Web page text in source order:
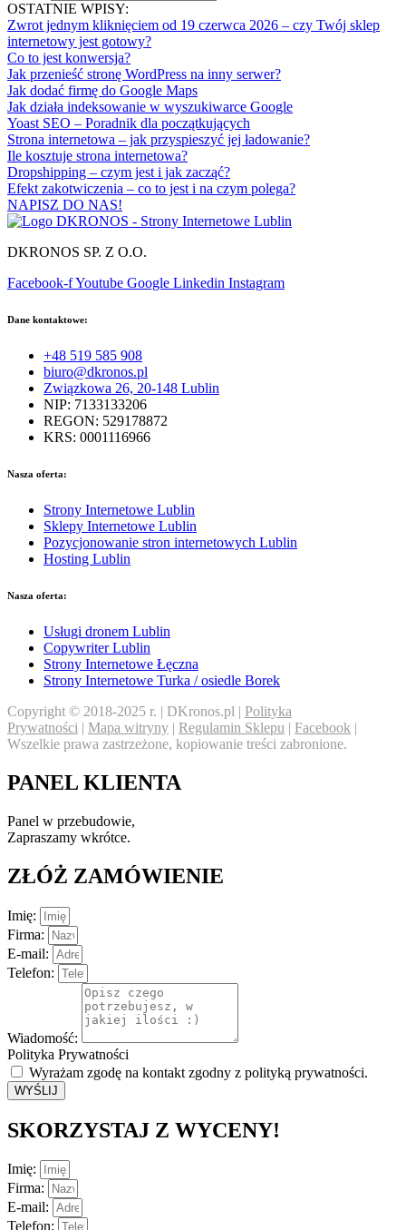
OSTATNIE WPISY:
Zwrot jednym kliknięciem od 19 czerwca 2026 – czy Twój sklep
internetowy jest gotowy?
Co to jest konwersja?
Jak przenieść stronę WordPress na inny serwer?
Jak dodać firmę do Google Maps
Jak działa indeksowanie w wyszukiwarce Google
Yoast SEO – Poradnik dla początkujących
Strona internetowa – jak przyspieszyć jej ładowanie?
Ile kosztuje strona internetowa?
Dropshipping – czym jest i jak zacząć?
Efekt zakotwiczenia – co to jest i na czym polega?
NAPISZ DO NAS!
DKRONOS SP. Z O.O.
Facebook-fYoutube Google Linkedin Instagram
Dane kontaktowe:
+48 519 585 908
biuro@dkronos.pl
Związkowa 26, 20-148 Lublin
NIP: 7133133206
REGON: 529178872
KRS: 0001116966
Nasza oferta:
Strony Internetowe Lublin
Sklepy Internetowe Lublin
Pozycjonowanie stron internetowych Lublin
Hosting Lublin
Nasza oferta:
Usługi dronem Lublin
Copywriter Lublin
Strony Internetowe Łęczna
Strony Internetowe Turka / osiedle Borek
Copyright © 2018-2025 r. | DKronos.pl | Polityka
Prywatności | Mapa witryny | Regulamin Sklepu | Facebook |
Wszelkie prawa zastrzeżone, kopiowanie treści zabronione.
PANEL KLIENTA
Panel w przebudowie,
Zapraszamy wkrótce.
ZŁÓŻ ZAMÓWIENIE
Imię:
Firma:
E-mail:
Telefon:
Wiadomość:
Polityka Prywatności
Wyrażam zgodę na kontakt zgodny z polityką prywatności.
WYŚLIJ
SKORZYSTAJ Z WYCENY!
Imię:
Firma:
E-mail:
Telefon: